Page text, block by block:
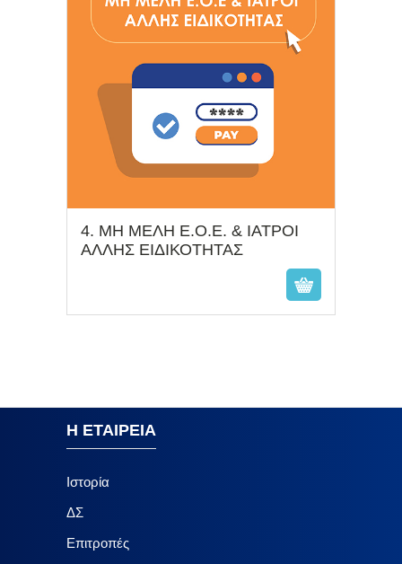
4. ΜΗ ΜΕΛΗ Ε.Ο.Ε. & ΙΑΤΡΟΙ
ΑΛΛΗΣ ΕΙΔΙΚΟΤΗΤΑΣ
€
Η ΕΤΑΙΡΕΙΑ
Ιστορία
ΔΣ
Επιτροπές